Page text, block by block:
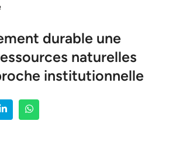
durable une
naturelles
institutionnelle